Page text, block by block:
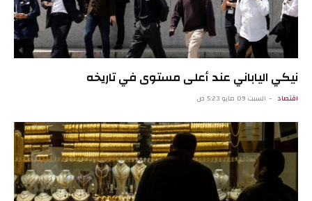
نيكي الياباني عند أعلى مستوى في تاريخه
اقتصاد السبت 09 مايو 5:23 ص